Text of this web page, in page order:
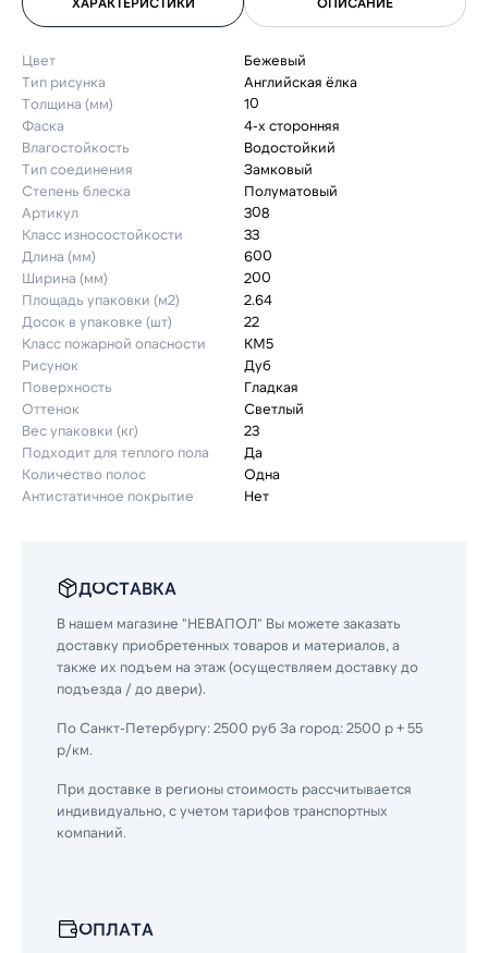
Цвет
Бежевый
Тип рисунка
Английская ёлка
Толщина (мм)
10
Фаска
4-х сторонняя
Влагостойкость
Водостойкий
Тип соединения
Замковый
Степень блеска
Полуматовый
Артикул
308
Класс износостойкости
33
Длина (мм)
600
Ширина (мм)
200
Площадь упаковки (м2)
2.64
Досок в упаковке (шт)
22
Класс пожарной опасности
КМ5
Рисунок
Дуб
Поверхность
Гладкая
Оттенок
Светлый
Вес упаковки (кг)
23
Подходит для теплого пола
Да
Количество полос
Одна
Антистатичное покрытие
Нет
ДОСТАВКА
В нашем магазине "НЕВАПОЛ" Вы можете заказать
доставку приобретенных товаров и материалов, а
также их подъем на этаж (осуществляем доставку до
подъезда / до двери).
По Санкт-Петербургу: 2500 руб За город: 2500 р + 55
р/км.
При доставке в регионы стоимость рассчитывается
индивидуально, с учетом тарифов транспортных
компаний.
ОПЛАТА